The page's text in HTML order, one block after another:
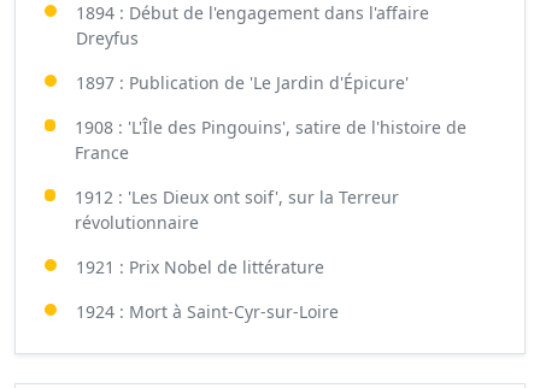
1894 : Début de l'engagement dans l'affaire
Dreyfus
1897 : Publication de 'Le Jardin d'Épicure'
1908 : 'L'Île des Pingouins', satire de l'histoire de
France
1912 : 'Les Dieux ont soif', sur la Terreur
révolutionnaire
1921 : Prix Nobel de littérature
1924 : Mort à Saint-Cyr-sur-Loire